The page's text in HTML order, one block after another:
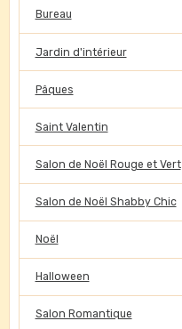
Bureau
Jardin d'intérieur
Pâques
Saint Valentin
Salon de Noël Rouge et Vert
Salon de Noël Shabby Chic
Noël
Halloween
Salon Romantique